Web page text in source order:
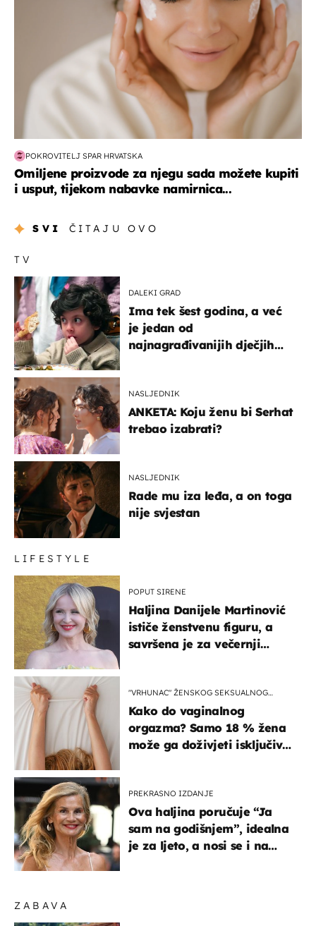
POKROVITELJ SPAR HRVATSKA
Omiljene proizvode za njegu sada možete kupiti
i usput, tijekom nabavke namirnica...
SVI ČITAJU OVO
ZABAVA
TV
DALEKI GRAD
Ima tek šest godina, a već
je jedan od
najnagrađivanijih dječjih
NASLJEDNIK
ANKETA: Koju ženu bi Serhat
trebao izabrati?
NASLJEDNIK
Rade mu iza leđa, a on toga
nije svjestan
LIFESTYLE
POPUT SIRENE
Haljina Danijele Martinović
ističe ženstvenu figuru, a
savršena je za večernji
"VRHUNAC" ŽENSKOG SEKSUALNOG
Kako do vaginalnog
orgazma? Samo 18 % žena
može ga doživjeti isključivo
PREKRASNO IZDANJE
Ova haljina poručuje “Ja
sam na godišnjem”, idealna
je za ljeto, a nosi se i na